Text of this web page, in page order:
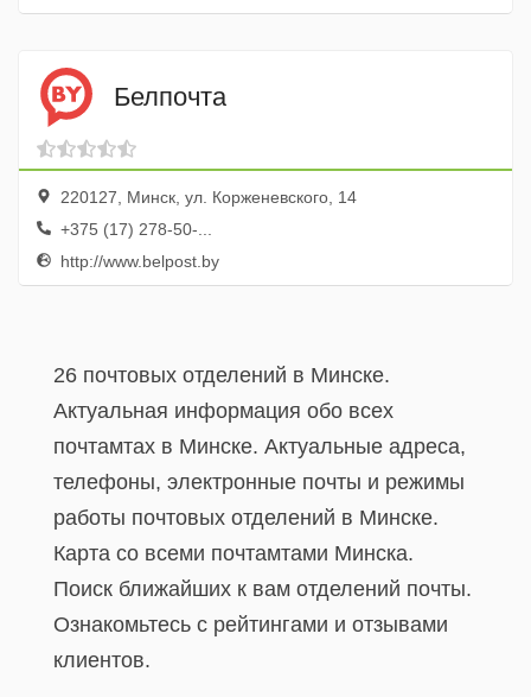
Белпочта
220127, Минск, ул. Корженевского, 14
+375 (17) 278-50-...
http://www.belpost.by
26 почтовых отделений в Минске.
Актуальная информация обо всех
почтамтах в Минске. Актуальные адреса,
телефоны, электронные почты и режимы
работы почтовых отделений в Минске.
Карта со всеми почтамтами Минска.
Поиск ближайших к вам отделений почты.
Ознакомьтесь с рейтингами и отзывами
клиентов.